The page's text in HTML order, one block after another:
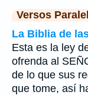
Versos
La Biblia de
Esta es la ley
ofrenda al
de lo que sus
que tome, así